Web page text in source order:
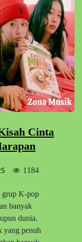
Cinta
1184
grup K-pop
banyak
dunia.
yang penuh